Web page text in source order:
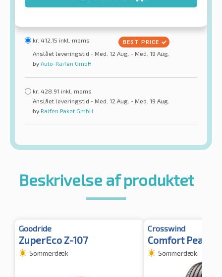
kr. 412.15 inkl. moms
Anslået leveringstid - Med. 12 Aug. - Med. 19 Aug.
by Auto-Raifen GmbH
kr. 428.91 inkl. moms
Anslået leveringstid - Med. 12 Aug. - Med. 19 Aug.
by Raifen Paket GmbH
Beskrivelse af produktet
Goodride
ZuperEco Z-107
Sommerdæk
Crosswind
Comfort Peak
Sommerdæk